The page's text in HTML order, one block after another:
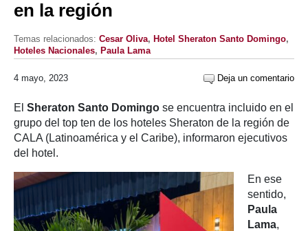
en la región
Temas relacionados: Cesar Oliva, Hotel Sheraton Santo Domingo,
Hoteles Nacionales, Paula Lama
4 mayo, 2023 Deja un comentario
El Sheraton Santo Domingo se encuentra incluido en el
grupo del top ten de los hoteles Sheraton de la región de
CALA (Latinoamérica y el Caribe), informaron ejecutivos
del hotel.
En ese
sentido,
Paula
Lama,